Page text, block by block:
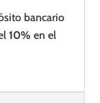
bancario
10% en el